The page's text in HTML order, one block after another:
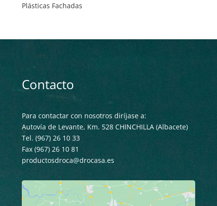
Plásticas Fachadas
Contacto
Para contactar con nosotros diríjase a:
Autovía de Levante, Km. 528 CHINCHILLA (Albacete)
Tel. (967) 26 10 33
Fax (967) 26 10 81
productosdroca@drocasa.es